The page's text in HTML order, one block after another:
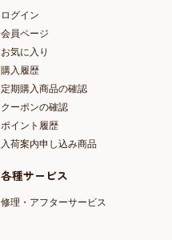
ログイン
会員ページ
お気に入り
購入履歴
定期購入商品の確認
クーポンの確認
ポイント履歴
入荷案内申し込み商品
各種サービス
修理・アフターサービス